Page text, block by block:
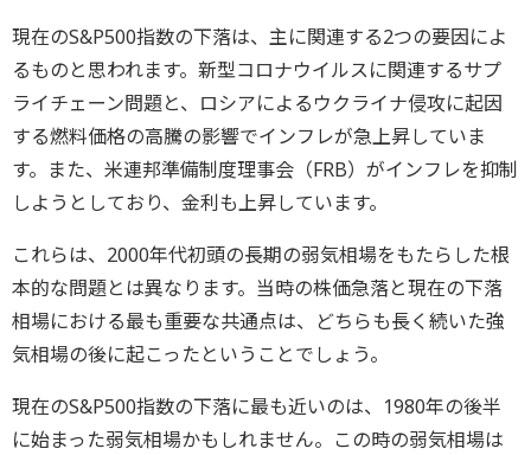
現在のS&P500指数の下落は、主に関連する2つの要因によ
るものと思われます。新型コロナウイルスに関連するサプ
ライチェーン問題と、ロシアによるウクライナ侵攻に起因
する燃料価格の高騰の影響でインフレが急上昇していま
す。また、米連邦準備制度理事会（FRB）がインフレを抑制
しようとしており、金利も上昇しています。
これらは、2000年代初頭の長期の弱気相場をもたらした根
本的な問題とは異なります。当時の株価急落と現在の下落
相場における最も重要な共通点は、どちらも長く続いた強
気相場の後に起こったということでしょう。
現在のS&P500指数の下落に最も近いのは、1980年の後半
に始まった弱気相場かもしれません。この時の弱気相場は